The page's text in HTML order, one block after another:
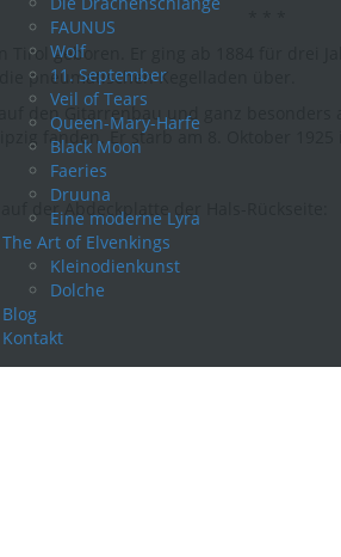
FAUNUS
Wolf
11. September
Veil of Tears
Queen-Mary-Harfe
Black Moon
Faeries
Druuna
Eine moderne Lyra
The Art of Elvenkings
Kleinodienkunst
Dolche
Blog
Kontakt
Tirol geboren. Er ging ab 1884 für
pneumatischen Kegelladen über.
den Gitarrenbau und ganz
fanden. Er starb am 8. Oktober 1925
der Abdeckplatte der Hals-Rückseite: